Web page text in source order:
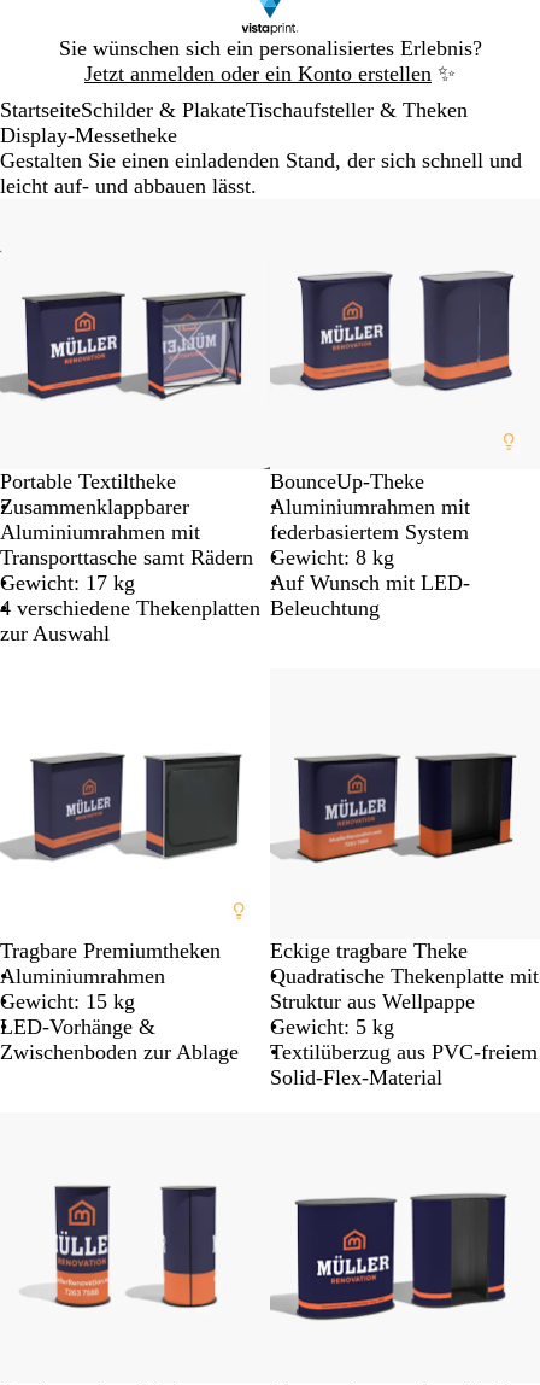
Sie wünschen sich ein personalisiertes Erlebnis?
Jetzt anmelden oder ein Konto erstellen ✨
Galeriebild
1
StartseiteSchilder & PlakateTischaufsteller & Theken
Display-Messetheke
Gestalten Sie einen einladenden Stand, der sich schnell und
leicht auf- und abbauen lässt.
Portable Textiltheke
Zusammenklappbarer
Aluminiumrahmen mit
Transporttasche samt Rädern
Gewicht: 17 kg
4 verschiedene Thekenplatten
zur Auswahl
BounceUp-Theke
Aluminiumrahmen mit
federbasiertem System
Gewicht: 8 kg
Auf Wunsch mit LED-
Beleuchtung
Tragbare Premiumtheken
Aluminiumrahmen
Gewicht: 15 kg
LED-Vorhänge &
Zwischenboden zur Ablage
Eckige tragbare Theke
Quadratische Thekenplatte mit
Struktur aus Wellpappe
Gewicht: 5 kg
Textilüberzug aus PVC-freiem
Solid-Flex-Material